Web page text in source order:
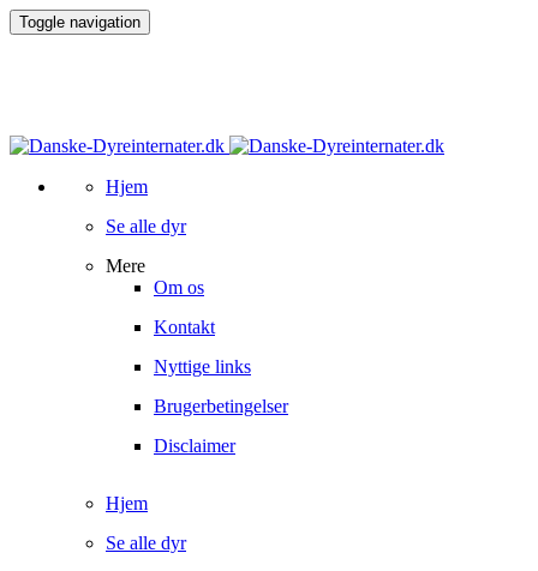
Toggle navigation
Hjem
Se alle dyr
Mere
Om os
Kontakt
Nyttige links
Brugerbetingelser
Disclaimer
Hjem
Se alle dyr